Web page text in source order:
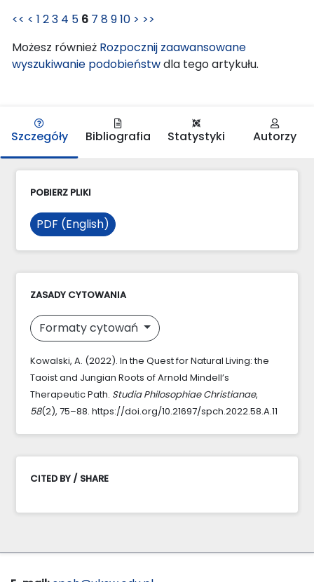
<< < 1 23 4 5 6 7 8910 > >>
Możesz również Rozpocznij zaawansowane
wyszukiwanie podobieństwdla tego artykułu.
Szczegóły Bibliografia Statystyki Autorzy
POBIERZ PLIKI
PDF (English)
ZASADY CYTOWANIA
Formaty cytowań
Kowalski, A. (2022). In the Quest for Natural Living: the
Taoist and Jungian Roots of Arnold Mindell’s
Therapeutic Path. Studia Philosophiae Christianae,
58(2), 75–88. https://doi.org/10.21697/spch.2022.58.A.11
CITED BY / SHARE